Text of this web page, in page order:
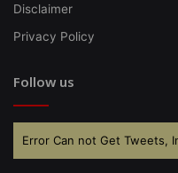
Disclaimer
Privacy Policy
Follow us
Error Can not Get Tweets,